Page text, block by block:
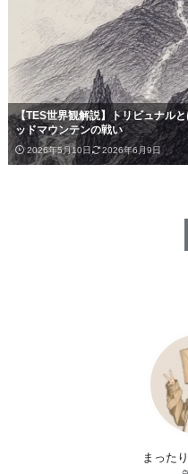
【TES世界観解説】トリビュナル
ッドマウンテンの戦い
2026年5月10日 2026年6月9日
まった